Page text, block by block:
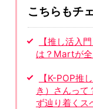
こちらもチ
【推し活入
は？Martが
【K-POP推
き）さんって
ず辿り着くス